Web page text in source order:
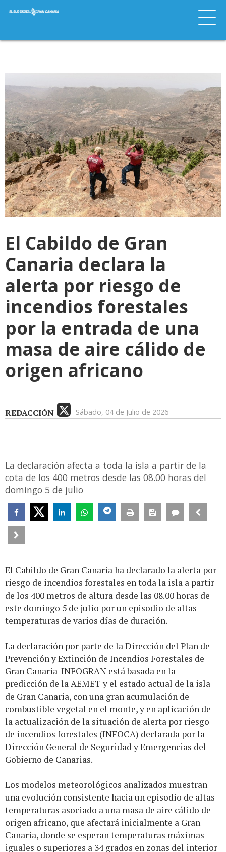
El Cabildo de Gran
Canaria declara la
alerta por riesgo de
incendios forestales
por la entrada de una
masa de aire cálido de
origen africano
REDACCIÓN Sábado, 04 de Julio de 2026
La declaración afecta a toda la isla a partir de la
cota de los 400 metros desde las 08.00 horas del
domingo 5 de julio
El Cabildo de Gran Canaria ha declarado la alerta por
riesgo de incendios forestales en toda la isla a partir
de los 400 metros de altura desde las 08.00 horas de
este domingo 5 de julio por un episodio de altas
temperaturas de varios días de duración.
La declaración por parte de la Dirección del Plan de
Prevención y Extinción de Incendios Forestales de
Gran Canaria-INFOGRAN está basada en la
predicción de la AEMET y el estado actual de la isla
de Gran Canaria, con una gran acumulación de
combustible vegetal en el monte, y en aplicación de
la actualización de la situación de alerta por riesgo
de incendios forestales (INFOCA) declarada por la
Dirección General de Seguridad y Emergencias del
Gobierno de Canarias.
Los modelos meteorológicos analizados muestran
una evolución consistente hacia un episodio de altas
temperaturas asociado a una masa de aire cálido de
origen africano, que afectará inicialmente a Gran
Canaria, donde se esperan temperaturas máximas
iguales o superiores a 34 grados en zonas del interior